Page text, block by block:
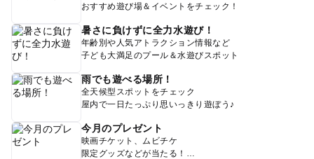
おすすめ遊び場＆イベントをチェック！
暑さに負けずに全力水遊び！
年齢別や人気アトラクション情報など
子ども大満足のプール＆水遊びスポット
雨でも遊べる場所！
全天候型スポットをチェック
屋内で一日たっぷり思いっきり遊ぼう♪
今月のプレゼント
映画チケット、ムビチケ
限定グッズなどが当たる！